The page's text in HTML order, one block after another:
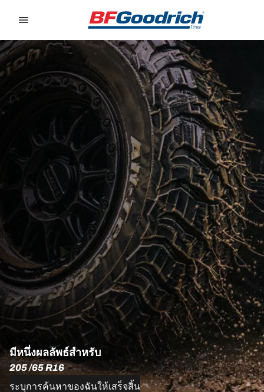
มีหนึ่งผลลัพธ์สำหรับ
205 /65 R16
ระบุการค้นหาของฉันให้เสร็จสิ้น